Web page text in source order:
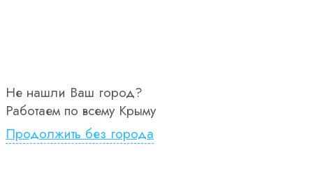
Не нашли Ваш город?
Работаем по всему Крыму
Продолжить без города